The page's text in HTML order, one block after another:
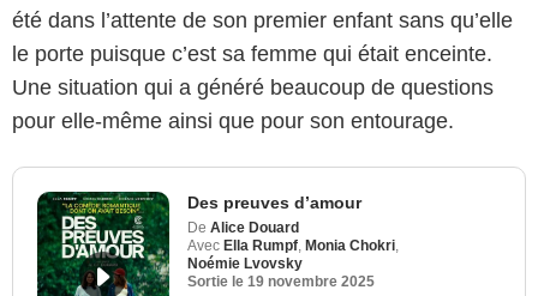
été dans l’attente de son premier enfant sans qu’elle
le porte puisque c’est sa femme qui était enceinte.
Une situation qui a généré beaucoup de questions
pour elle-même ainsi que pour son entourage.
Des preuves d’amour
De Alice Douard
Avec Ella Rumpf Monia Chokri
Noémie Lvovsky
Sortie le 19 novembre 2025